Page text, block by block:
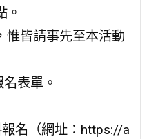
。
惟皆請事先至本活動
表單。
名（網址：https://a